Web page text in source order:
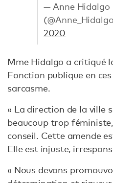
— Anne Hidalgo
2020
Mme Hidalgo a critiqué
Fonction publique en
sarcasme.
« La direction de la ville
beaucoup trop féministe,
conseil. Cette amende
Elle est injuste,
« Nous devons